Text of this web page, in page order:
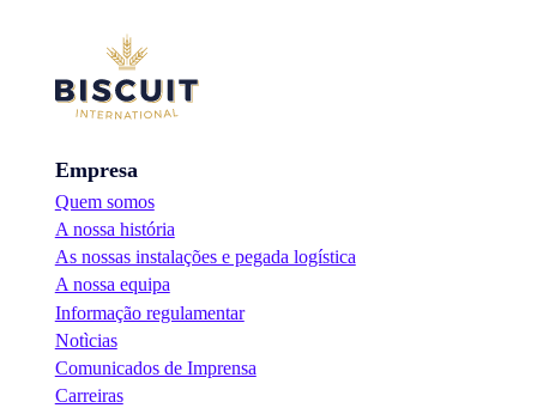
Empresa
Quem somos
A nossa história
As nossas instalações e pegada logística
A nossa equipa
Informação regulamentar
Notìcias
Comunicados de Imprensa
Carreiras